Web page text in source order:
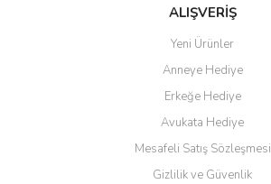
Ürün fiyatı diğer sitelerden daha pahalı.
Bu ürüne benzer farklı alternatifler olmalı.
Gönder
alışverişinde yaşadığım en iyiALIŞVERİŞ
Yeni Ürünler
Anneye Hediye
Erkeğe Hediye
Avukata Hediye
Mesafeli Satış Sözleşmesi
Gizlilik ve Güvenlik